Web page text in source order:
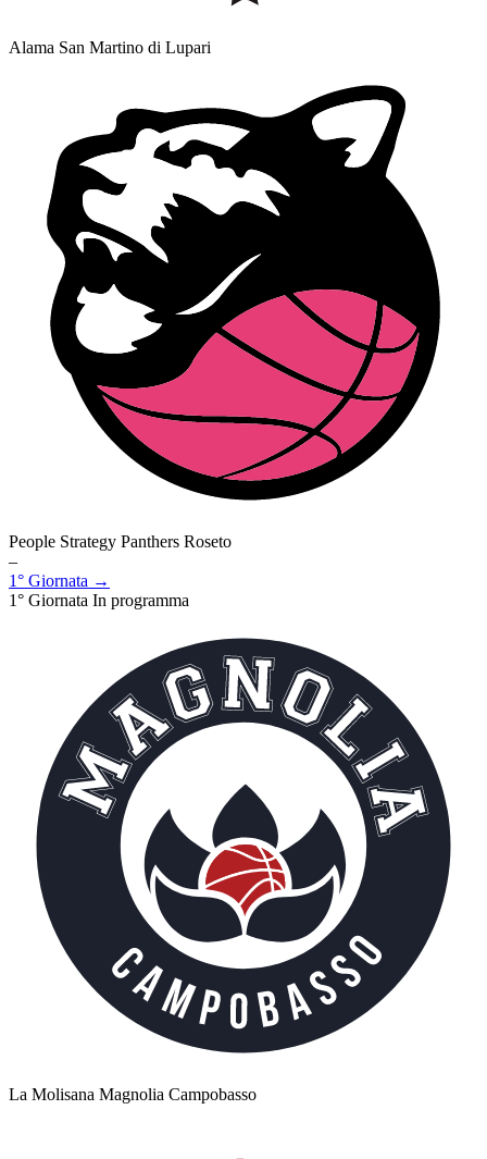
Alama San Martino di Lupari
People Strategy Panthers Roseto
–
1° Giornata →
1° Giornata In programma
La Molisana Magnolia Campobasso